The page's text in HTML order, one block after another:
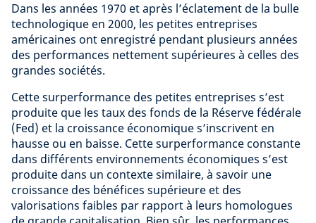
Dans les années 1970 et après l’éclatement de la bulle
technologique en 2000, les petites entreprises
américaines ont enregistré pendant plusieurs années
des performances nettement supérieures à celles des
grandes sociétés.
Cette surperformance des petites entreprises s’est
produite que les taux des fonds de la Réserve fédérale
(Fed) et la croissance économique s’inscrivent en
hausse ou en baisse. Cette surperformance constante
dans différents environnements économiques s’est
produite dans un contexte similaire, à savoir une
croissance des bénéfices supérieure et des
valorisations faibles par rapport à leurs homologues